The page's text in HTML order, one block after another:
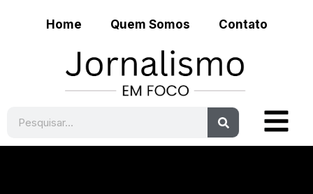
Home Quem Somos Contato